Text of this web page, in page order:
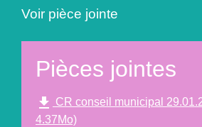
Voir pièce jointe
Pièces jointes
file_download CR conseil municipal
4.37Mo)